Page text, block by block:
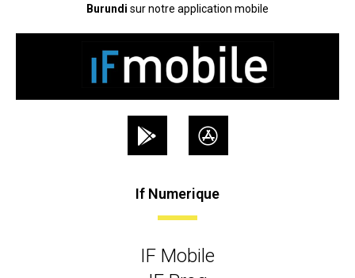
Burundi sur notre application mobile
If Numerique
IF Mobile